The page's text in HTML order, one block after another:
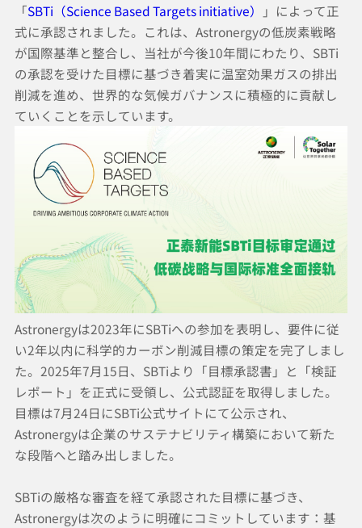
「SBTi（Science Based Targets initiative）
」によって正
式に承認されました。これは、Astronergyの低炭素戦略
が国際基準と整合し、当社が今後10年間にわたり、SBTi
の承認を受けた目標に基づき着実に温室効果ガスの排出
削減を進め、世界的な気候ガバナンスに積極的に貢献し
ていくことを示しています。
Astronergyは2023年にSBTiへの参加を表明し、要件に従
い2年以内に科学的カーボン削減目標の策定を完了しまし
た。2025年7月15日、SBTiより「目標承認書」と「検証
レポート」を正式に受領し、公式認証を取得しました。
目標は7月24日にSBTi公式サイトにて公示され、
Astronergyは企業のサステナビリティ構築において新た
な段階へと踏み出しました。
SBTiの厳格な審査を経て承認された目標に基づき、
Astronergyは次のように明確にコミットしています：基